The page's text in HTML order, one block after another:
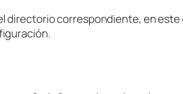
directorio correspondiente, en